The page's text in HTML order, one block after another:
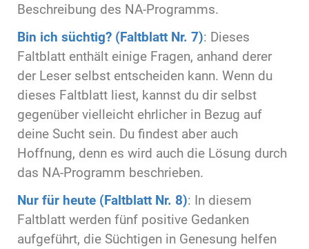
Beschreibung des NA-Programms.
Bin ich süchtig? (Faltblatt Nr. 7): Dieses
Faltblatt enthält einige Fragen, anhand derer
der Leser selbst entscheiden kann. Wenn du
dieses Faltblatt liest, kannst du dir selbst
gegenüber vielleicht ehrlicher in Bezug auf
deine Sucht sein. Du findest aber auch
Hoffnung, denn es wird auch die Lösung durch
das NA-Programm beschrieben.
Nur für heute (Faltblatt Nr. 8): In diesem
Faltblatt werden fünf positive Gedanken
aufgeführt, die Süchtigen in Genesung helfen